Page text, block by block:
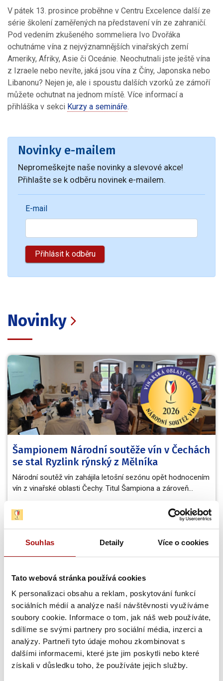
Souhlas Detaily Více o cookies
Tato webová stránka používá cookies
K personalizaci obsahu a reklam, poskytování funkcí
sociálních médií a analýze naší návštěvnosti využíváme
soubory cookie. Informace o tom, jak náš web používáte,
sdílíme se svými partnery pro sociální média, inzerci a
analýzy. Partneři tyto údaje mohou zkombinovat s
dalšími informacemi, které jste jim poskytli nebo které
získali v důsledku toho, že používáte jejich služby.
V pátek 13. prosince proběhne v Centru Excelence další ze
série školení zaměřených na představení vín ze zahraničí.
Pod vedením zkušeného sommeliera Ivo Dvořáka
ochutnáme vína z nejvýznamnějších vinařských zemí
Ameriky, Afriky, Asie či Oceánie. Neochutnali jste ještě vína
z Izraele nebo nevíte, jaká jsou vína z Číny, Japonska nebo
Libanonu? Nejen je, ale i spoustu dalších vzorků ze zámoří
můžete ochutnat na jednom místě. Více informací a
přihláška v sekci Kurzy a semináře.
Novinky e-mailem
Nepromeškejte naše novinky a slevové akce!
Přihlašte se k odběru novinek e-mailem.
E-mail
Novinky
Šampionem Národní soutěže vín v Čechách
se stal Ryzlink rýnský z Mělníka
Národní soutěž vín zahájila letošní sezónu opět hodnocením
vín z vinařské oblasti Čechy. Titul Šampiona a zároveň…
31. 7. 2026
Světová organizace cestovního ruchu
hledá inovace pro budoucnost vinařské
turistiky